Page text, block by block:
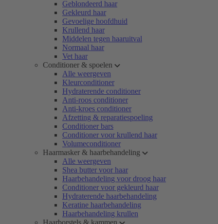
Geblondeerd haar
Gekleurd haar
Gevoelige hoofdhuid
Krullend haar
Middelen tegen haaruitval
Normaal haar
Vet haar
Conditioner & spoelen
Alle weergeven
Kleurconditioner
Hydraterende conditioner
Anti-roos conditioner
Anti-kroes conditioner
Afzetting & reparatiespoeling
Conditioner bars
Conditioner voor krullend haar
Volumeconditioner
Haarmasker & haarbehandeling
Alle weergeven
Shea butter voor haar
Haarbehandeling voor droog haar
Conditioner voor gekleurd haar
Hydraterende haarbehandeling
Keratine haarbehandeling
Haarbehandeling krullen
Haarborstels & kammen